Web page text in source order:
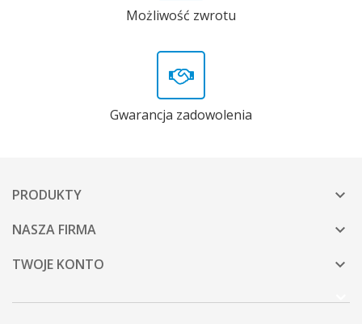
Możliwość zwrotu
Gwarancja zadowolenia
PRODUKTY 
NASZA FIRMA 
TWOJE KONTO 